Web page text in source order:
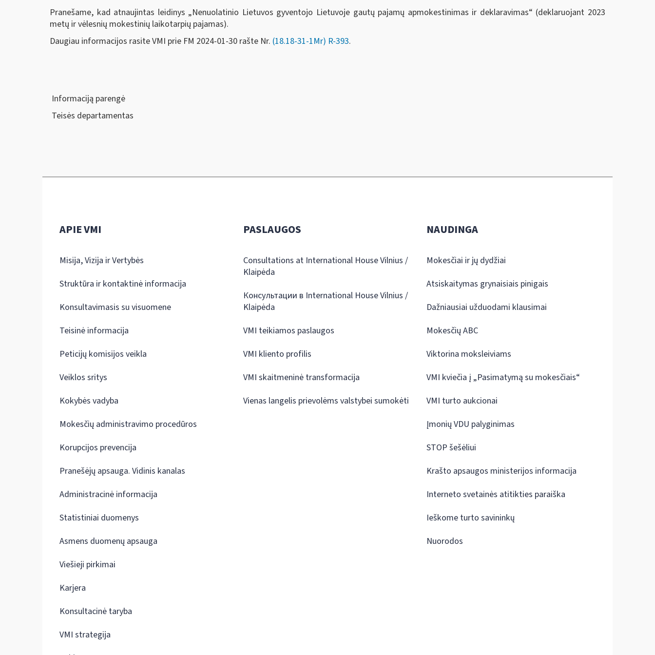
Pranešame, kad atnaujintas leidinys „Nenuolatinio Lietuvos gyventojo Lietuvoje gautų pajamų apmokestinimas ir deklaravimas“ (deklaruojant 2023
metų ir vėlesnių mokestinių laikotarpių pajamas).
Daugiau informacijos rasite VMI prie FM 2024-01-30 rašte Nr. (18.18-31-1Mr) R-393.
Informaciją parengė
Teisės departamentas
APIE VMI
Misija, Vizija ir Vertybės
Struktūra ir kontaktinė informacija
Konsultavimasis su visuomene
Teisinė informacija
Peticijų komisijos veikla
Veiklos sritys
Kokybės vadyba
Mokesčių administravimo procedūros
Korupcijos prevencija
Pranešėjų apsauga. Vidinis kanalas
Administracinė informacija
Statistiniai duomenys
Asmens duomenų apsauga
Viešieji pirkimai
Karjera
Konsultacinė taryba
VMI strategija
PASLAUGOS
Consultations at International House Vilnius /
Klaipėda
Консультации в International House Vilnius /
Klaipėda
VMI teikiamos paslaugos
VMI kliento profilis
VMI skaitmeninė transformacija
Vienas langelis prievolėms valstybei sumokėti
NAUDINGA
Mokesčiai ir jų dydžiai
Atsiskaitymas grynaisiais pinigais
Dažniausiai užduodami klausimai
Mokesčių ABC
Viktorina moksleiviams
VMI kviečia į „Pasimatymą su mokesčiais“
VMI turto aukcionai
Įmonių VDU palyginimas
STOP šešėliui
Krašto apsaugos ministerijos informacija
Interneto svetainės atitikties paraiška
Ieškome turto savininkų
Nuorodos